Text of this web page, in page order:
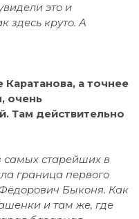
это и
здесь круто. А
а точнее
очень
Там действительно
самых старейших в
граница первого
Быконя. Как
и там же, где